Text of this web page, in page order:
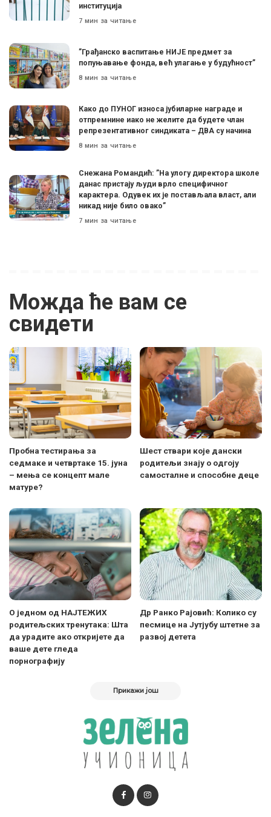
институција
7 мин за читање
”Грађанско васпитање НИЈЕ предмет за
попуњавање фонда, већ улагање у будућност”
8 мин за читање
Како до ПУНОГ износа јубиларне награде и
отпремнине иако не желите да будете члан
репрезентативног синдиката – ДВА су начина
8 мин за читање
Снежана Романдић: ”На улогу директора школе
данас пристају људи врло специфичног
карактера. Одувек их је постављала власт, али
никад није било овако”
7 мин за читање
Можда ће вам се
свидети
Пробна тестирања за
седмаке и четвртаке 15. јуна
– мења се концепт мале
матуре?
Шест ствари које дански
родитељи знају о одгоју
самосталне и способне деце
О једном од НАЈТЕЖИХ
родитељских тренутака: Шта
да урадите ако откријете да
ваше дете гледа
порнографију
Др Ранко Рајовић: Колико су
песмице на Јутјубу штетне за
развој детета
Прикажи још